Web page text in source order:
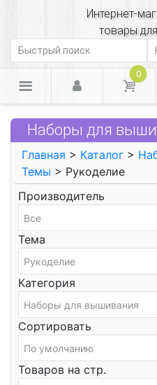
Интернет-
товары
0
Наборы для
Главная > Каталог >
Темы > Рукоделие
Производитель
Тема
Категория
Сортировать
Товаров на стр.